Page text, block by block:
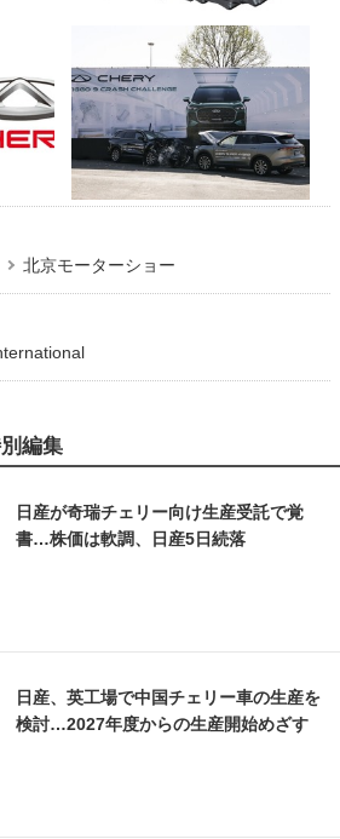
北京モーターショー
編集
日産が奇瑞チェリー向け生産受託で覚
書…株価は軟調、日産5日続落
日産、英工場で中国チェリー車の生産を
検討…2027年度からの生産開始めざす